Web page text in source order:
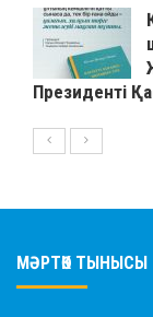
Президенті
МӘРТӨК ТЫНЫСЫ